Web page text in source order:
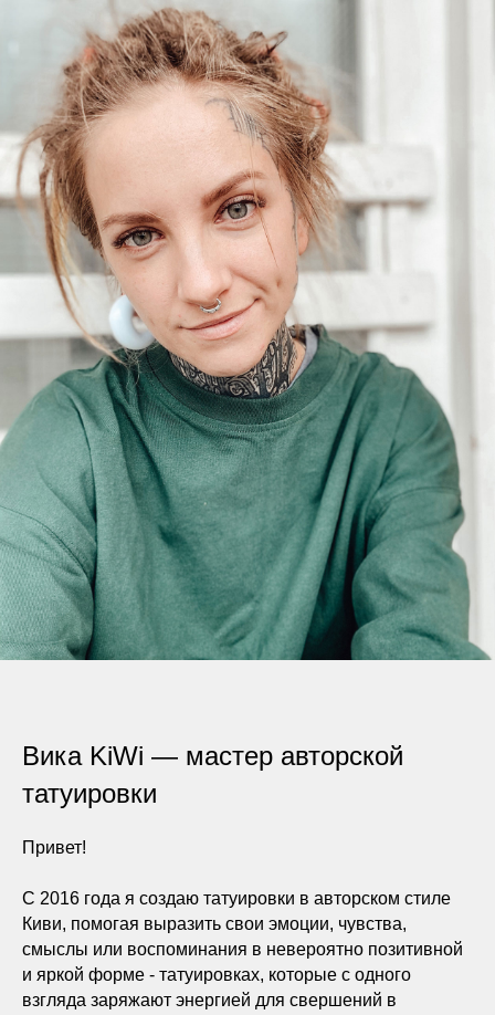
Вика KiWi — мастер авторской
татуировки
Привет!
С 2016 года я создаю татуировки в авторском стиле
Киви, помогая выразить свои эмоции, чувства,
смыслы или воспоминания в невероятно позитивной
и яркой форме - татуировках, которые с одного
взгляда заряжают энергией для свершений в